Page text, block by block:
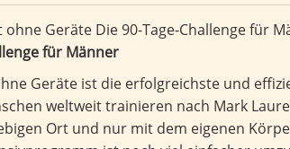
für Männer
Geräte ist die erfolgreichste und
weltweit trainieren nach Mark
Ort und nur mit dem eigenen